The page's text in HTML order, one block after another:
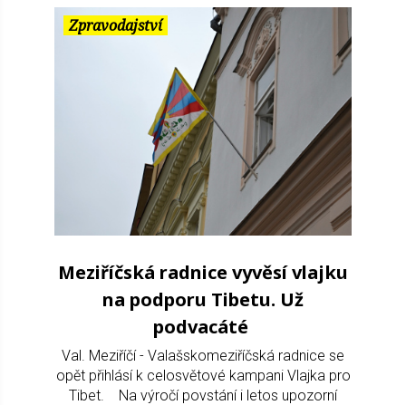
Zpravodajství
Meziříčská radnice vyvěsí vlajku
na podporu Tibetu. Už
podvacáté
Val. Meziříčí - Valašskomeziříčská radnice se
opět přihlásí k celosvětové kampani Vlajka pro
Tibet. Na výročí povstání i letos upozorní